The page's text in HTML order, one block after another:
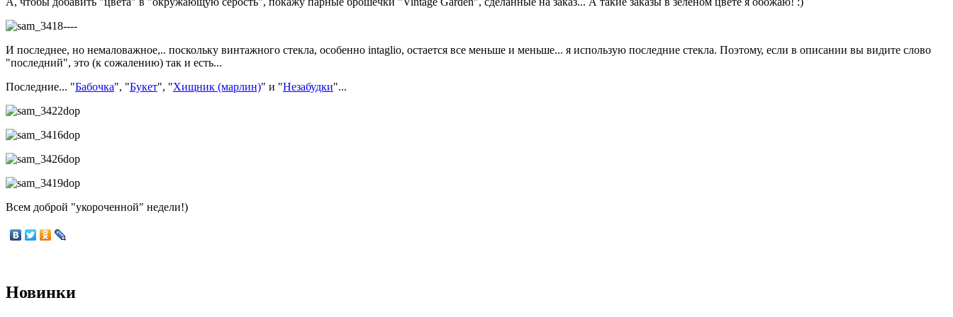
И последнее, но немаловажное,.. поскольку винтажного стекла, особенно intaglio, остается все меньше и меньше... я использую последние стекла. Поэтому, если в описании вы видите слово
"последний", это (к сожалению) так и есть...
Последние... "Бабочка", "Букет", "Хищник (марлин)" и "Незабудки"...
Всем доброй "укороченной" недели!)
Новинки